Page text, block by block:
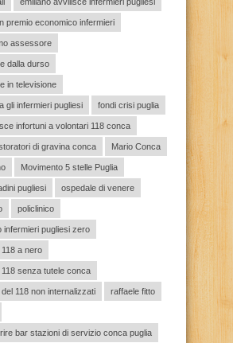
premio economico infermieri
assessore
dalla durso
in televisione
gli infermieri pugliesi fondi crisi puglia
infortuni a volontari 118 conca
di gravina conca Mario Conca
Movimento 5 stelle Puglia
pugliesi ospedale di venere
policlinico
infermieri pugliesi zero
a nero
senza tutele conca
118 non internalizzati raffaele fitto
bar stazioni di servizio conca puglia